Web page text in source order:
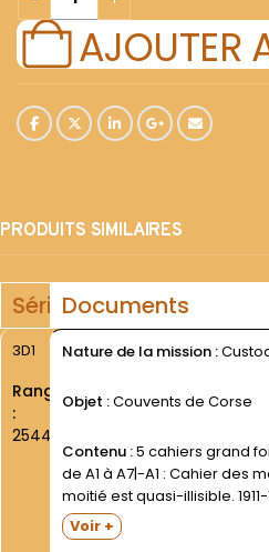
AJOUTER
PRODUITS SIMILAIRES
SérieDocuments
3D1
Rang
:
2544
Nature de la mission :
Objet :Couvents de Corse
Contenu :5 cahiers grand format (+ 1 classeur) notés
de A1 à A7|-A1 : Cahier des
moitié est quasi-illisible.
Actes de la Province de
sur la couverture : 01-45.
Voir +